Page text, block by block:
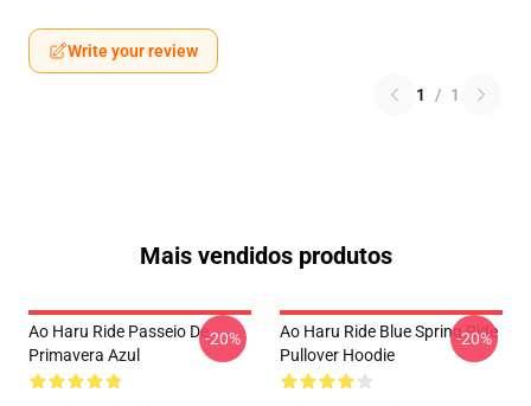
Write your review
1 / 1
Mais vendidos produtos
Ao Haru Ride Passeio De
Primavera Azul
-20%
Ao Haru Ride Blue Spring Ride
Pullover Hoodie
-20%